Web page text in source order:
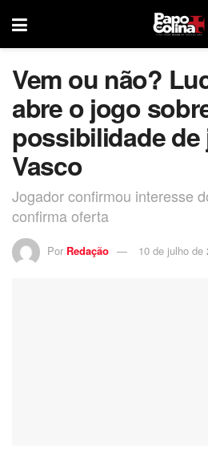
Vem ou não?
abre o jogo
possibilidade
Vasco
Jogador confirmou interesse
confirma oferta
Por Redação 10 de julho de